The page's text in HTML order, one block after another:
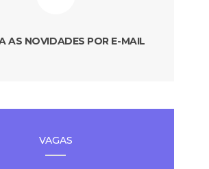
AS NOVIDADES POR E-MAIL
VAGAS